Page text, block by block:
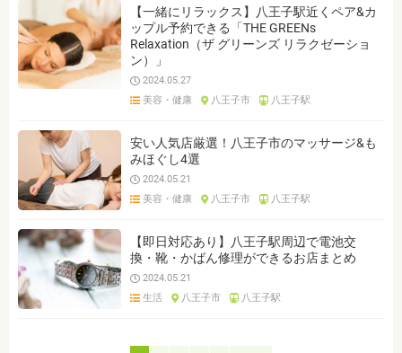
【一緒にリラックス】八王子駅近くペア&カ
ップル予約できる「THE GREENs
Relaxation（ザ グリーンズ リラクゼーショ
ン）」
2024.05.27
美容・健康
八王子市 八王子駅
安い人気店厳選！八王子市のマッサージ&も
みほぐし4選
2024.05.21
美容・健康
八王子市 八王子駅
【即日対応あり】八王子駅周辺で電池交
換・靴・かばん修理ができるお店まとめ
2024.05.21
生活
八王子市 八王子駅